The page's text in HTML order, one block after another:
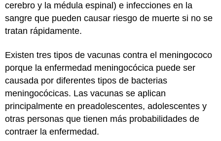
cerebro y la médula espinal) e infecciones en la
sangre que pueden causar riesgo de muerte si no se
tratan rápidamente.
Existen tres tipos de vacunas contra el meningococo
porque la enfermedad meningocócica puede ser
causada por diferentes tipos de bacterias
meningocócicas. Las vacunas se aplican
principalmente en preadolescentes, adolescentes y
otras personas que tienen más probabilidades de
contraer la enfermedad.